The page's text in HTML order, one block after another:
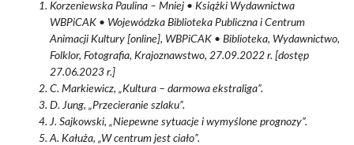
Korzeniewska Paulina – Mniej • Książki Wydawnictwa
WBPiCAK • Wojewódzka Biblioteka Publiczna i Centrum
Animacji Kultury [online], WBPiCAK • Biblioteka, Wydawnictwo,
Folklor, Fotografia, Krajoznawstwo, 27.09.2022 r. [dostęp
27.06.2023 r.]
C. Markiewicz, „Kultura – darmowa ekstraliga”.
D. Jung, „Przecieranie szlaku”.
J. Sajkowski, „Niepewne sytuacje i wymyślone prognozy”.
A. Kałuża, „W centrum jest ciało”.